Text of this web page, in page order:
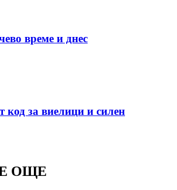
време и днес
за виелици и силен
ОЩЕ